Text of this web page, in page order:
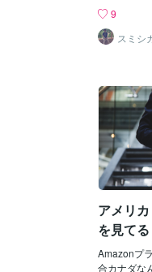
その２つ
学習方法
ップで学習
次に第２ス
果的な方法
れのステ
紹介してい
を「選ぶ」
かく知る前
習法は何か
いきます。
で伸ばすた
習を探すと
を「選
を伸ばしたい方が 「英語学
になれたり
の サポー
卒入社後
３２５点・
教員採用
C８００点
中学（偏差
して４年間
師から 海
国以上に営
は無く 日
２０代前半
んでしたが
とすべてで
x・MLB・
9
スミシ
語がか
アメリ
を見て
グの元
Amazonプ
合カナダな